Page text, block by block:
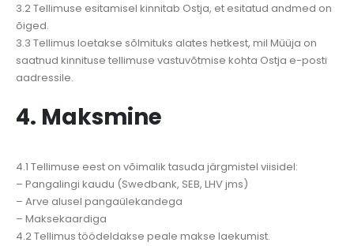
3.2 Tellimuse esitamisel kinnitab Ostja, et esitatud andmed on
õiged.
3.3 Tellimus loetakse sõlmituks alates hetkest, mil Müüja on
saatnud kinnituse tellimuse vastuvõtmise kohta Ostja e-posti
aadressile.
4. Maksmine
4.1 Tellimuse eest on võimalik tasuda järgmistel viisidel:
– Pangalingi kaudu (Swedbank, SEB, LHV jms)
– Arve alusel pangaülekandega
– Maksekaardiga
4.2 Tellimus töödeldakse peale makse laekumist.